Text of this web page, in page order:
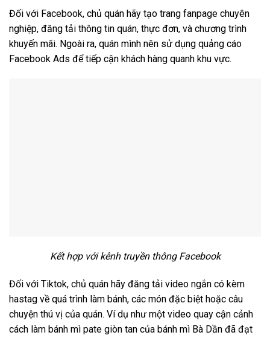
Đối với Facebook, chủ quán hãy tạo trang fanpage chuyên
nghiệp, đăng tải thông tin quán, thực đơn, và chương trình
khuyến mãi. Ngoài ra, quán mình nên sử dụng quảng cáo
Facebook Ads để tiếp cận khách hàng quanh khu vực.
Kết hợp với kênh truyền thông Facebook
Đối với Tiktok, chủ quán hãy đăng tải video ngắn có kèm
hastag về quá trình làm bánh, các món đặc biệt hoặc câu
chuyện thú vị của quán. Ví dụ như một video quay cận cảnh
cách làm bánh mì pate giòn tan của bánh mì Bà Dần đã đạt